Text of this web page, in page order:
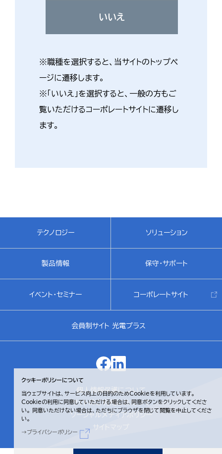
いいえ
※職種を選択すると、当サイトのトップペ
ージに遷移します。
※「いいえ」を選択すると、一般の方もご
覧いただけるコーポレートサイトに遷移し
ます。
テクノロジー ソリューション
製品情報 保守・サポート
イベント・セミナー コーポレートサイト
会員制サイト 光電プラス
個人情報保護について
サイトのご利用にあたって
ソーシャルメディアポリシー
サイトマップ
クッキーポリシーについて
当ウェブサイトは、サービス向上の目的のためCookieを利用しています。
Cookieの利用に同意していただける場合は、同意ボタンをクリックしてくださ
い。
同意いただけない場合は、ただちにブラウザを閉じて閲覧を中止してくださ
い。
プライバシーポリシー